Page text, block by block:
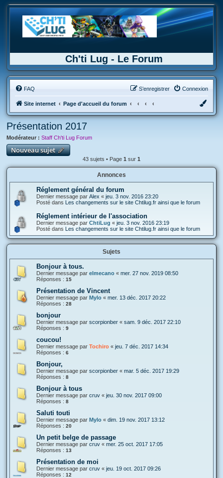
Ch'ti Lug - Le Forum
FAQ Connexion
S’enregistrer
Site internet Page d'accueil du forum
Présentation 2017
Modérateur : Staff Ch'ti Lug Forum
Nouveau sujet
43 sujets • Page 1 sur 1
Annonces
Réglement général du forum
Dernier message par Alex « jeu. 3 nov. 2016 23:20
Posté dans Les changements sur le site Chtilug.fr ainsi que le forum
Réglement intérieur de l'association
Dernier message par ChtiLug « jeu. 3 nov. 2016 23:19
Posté dans Les changements sur le site Chtilug.fr ainsi que le forum
Sujets
Bonjour à tous.
Dernier message par elmecano « mer. 27 nov. 2019 08:50
Réponses : 15
Présentation de Vincent
Dernier message par Mylo « mer. 13 déc. 2017 20:22
Réponses : 28
bonjour
Dernier message par scorpionber « sam. 9 déc. 2017 22:10
Réponses : 9
coucou!
Dernier message par Tochiro « jeu. 7 déc. 2017 14:34
Réponses : 6
Bonjour,
Dernier message par scorpionber « mar. 5 déc. 2017 19:29
Réponses : 8
Bonjour à tous
Dernier message par cruv « jeu. 30 nov. 2017 09:00
Réponses : 8
Saluti touti
Dernier message par Mylo « dim. 19 nov. 2017 13:12
Réponses : 20
Un petit belge de passage
Dernier message par cruv « mer. 25 oct. 2017 17:05
Réponses : 13
Présentation de moi
Dernier message par cruv « jeu. 19 oct. 2017 09:26
Réponses : 12